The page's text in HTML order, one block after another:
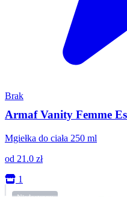
Brak
Armaf Vanity Femme
Mgiełka do ciała 250 ml
od 21.0 zł
1